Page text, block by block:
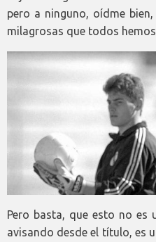
pero a ninguno, oídme
milagrosas que todos
Pero basta, que esto no es
avisando desde el título, es